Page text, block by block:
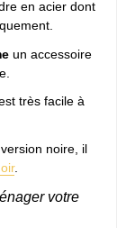
en acier dont
un accessoire
très facile à
noire, il
.
votre